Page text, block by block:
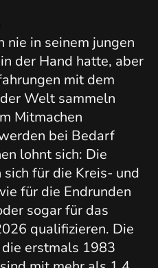
nie in seinem jungen
der Hand hatte, aber
mit dem
Welt sammeln
Mitmachen
bei Bedarf
lohnt sich: Die
sich für die Kreis- und
für die Endrunden
sogar für das
qualifizieren. Die
erstmals 1983